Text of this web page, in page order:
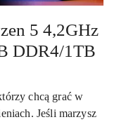
5 4,2GHz
DDR4/1TB
chcą grać w
Jeśli marzysz